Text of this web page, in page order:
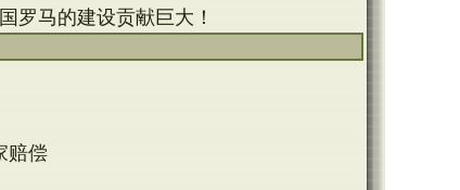
罗马的建设贡献巨大！
赔偿